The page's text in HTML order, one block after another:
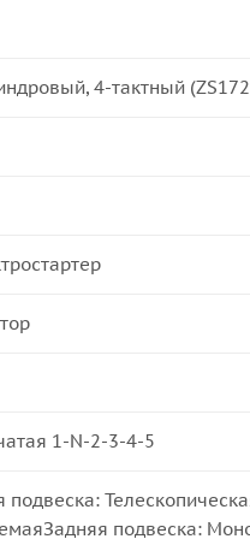
4-тактный
1-N-2-3-4-5
подвеска:
подвеска: